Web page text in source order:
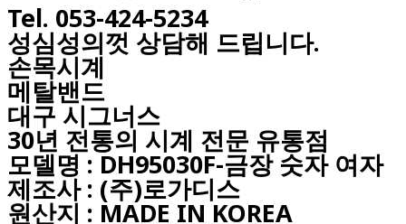
Tel. 053-424-5234
성심성의껏 상담해 드립니다.
손목시계
메탈밴드
대구시그너스
30년 전통의 시계 전문 유통점
모델명 : DH95030F-금장 숫자 여자
제조사 : (주)로가디스
원산지 : MADE IN KOREA